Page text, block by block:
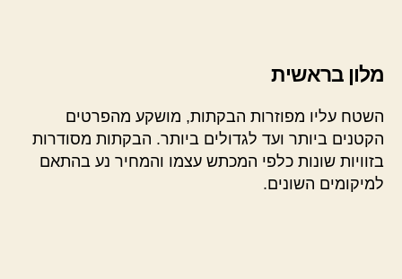
מלון בראשית
השטח עליו מפוזרות הבקתות, מושקע מהפרטים
הקטנים ביותר ועד לגדולים ביותר. הבקתות מסודרות
בזוויות שונות כלפי המכתש עצמו והמחיר נע בהתאם
למיקומים השונים.